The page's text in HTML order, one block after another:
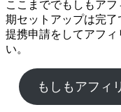
ここまででもしもア
期セットアップは完了
提携申請をしてアフ
い。
もしもアフィ